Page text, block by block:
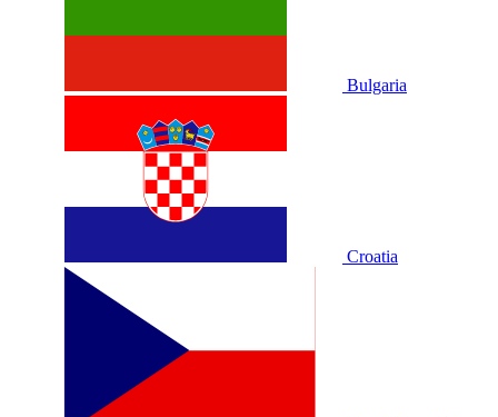
Bulgaria
Croatia